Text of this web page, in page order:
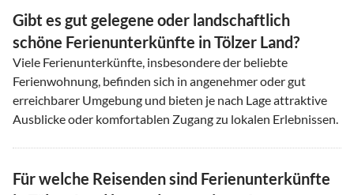
Gibt es gut gelegene oder landschaftlich
schöne Ferienunterkünfte in Tölzer Land?
Viele Ferienunterkünfte, insbesondere der beliebte
Ferienwohnung, befinden sich in angenehmer oder gut
erreichbarer Umgebung und bieten je nach Lage attraktive
Ausblicke oder komfortablen Zugang zu lokalen Erlebnissen.
Für welche Reisenden sind Ferienunterkünfte